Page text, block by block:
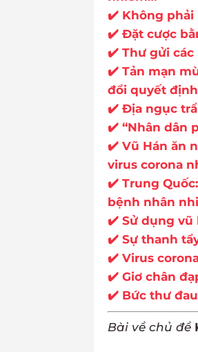
✔️ Không phải
✔️ Đặt cược
✔️ Thư gửi các
✔️ Tản mạn
đổi quyết
✔️ Địa ngục
✔️ “Nhân dân
✔️ Vũ Hán ăn
virus corona
✔️ Trung
bệnh nhân
✔️ Sử dụng vũ
✔️ Sự thanh
✔️ Virus
✔️ Giơ chân
✔️ Bức thư
Bài về chủ đề